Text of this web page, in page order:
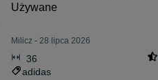
Używane
Milicz - 28 lipca 2026
36
adidas